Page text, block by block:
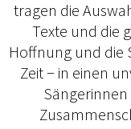
tragen die
Texte und die
Hoffnung und die
Zeit − in einen